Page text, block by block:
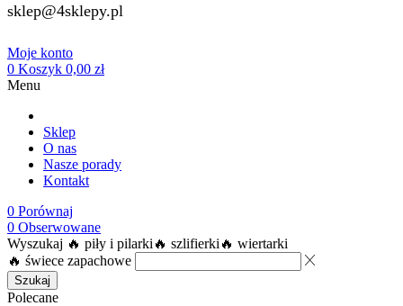
sklep@4sklepy.pl
Moje konto
0 Koszyk 0,00 zł
Menu
Sklep
O nas
Nasze porady
Kontakt
0 Porównaj
0 Obserwowane
Wyszukaj 🔥 piły i pilarki 🔥 szlifierki 🔥 wiertarki
🔥 świece zapachowe
Szukaj
Polecane